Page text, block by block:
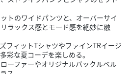
トのワイドパンツと、オーバーサイ
ラックス感とモード感を絶妙に融
フィットTシャツやファインTRイージ
彩な夏コーデを楽しめる。
ーファーやオリジナルバックルベル